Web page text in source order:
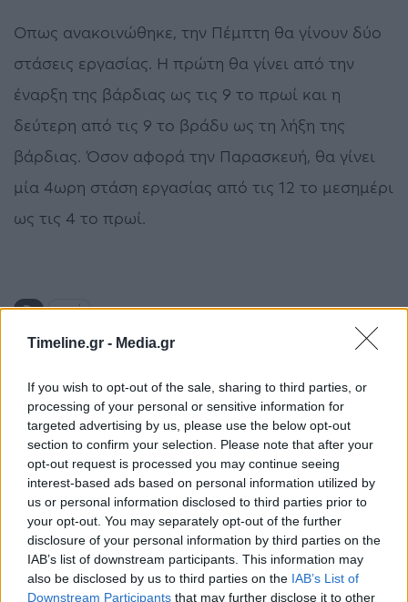
Timeline.gr - Media.gr
If you wish to opt-out of the sale, sharing to third parties, or
processing of your personal or sensitive information for
targeted advertising by us, please use the below opt-out
section to confirm your selection. Please note that after your
opt-out request is processed you may continue seeing
interest-based ads based on personal information utilized by
us or personal information disclosed to third parties prior to
your opt-out. You may separately opt-out of the further
disclosure of your personal information by third parties on the
IAB’s list of downstream participants. This information may
also be disclosed by us to third parties on the IAB’s List of
Downstream Participants that may further disclose it to other
Οπως ανακοινώθηκε, την Πέμπτη θα γίνουν δύο
στάσεις εργασίας. Η πρώτη θα γίνει από την
έναρξη της βάρδιας ως τις 9 το πρωί και η
δεύτερη από τις 9 το βράδυ ως τη λήξη της
βάρδιας. Όσον αφορά την Παρασκευή, θα γίνει
μία 4ωρη στάση εργασίας από τις 12 το μεσημέρι
ως τις 4 το πρωί.
μετρό
ΠΡΟΗΓΟΎΜΕΝΟ ΆΡΘΡΟ
Ο Ύπατος Αρμοστής του
ΟΗΕ για τους Πρόσφυγες
έρχεται στην Ελλάδα
ΕΠΌΜΕΝΟ ΆΡΘΡΟ
Πρωτοφανής σεισμός
στην Αλβανία με πολλούς
τραυματίες και νεκρούς –
Την συμπαράσταση της
Ελλάδας εξέφρασε ο
Δένδιας
Μπορεί επίσης να σε ενδιαφέρει